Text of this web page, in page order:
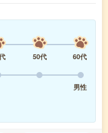
50代
60代
男性